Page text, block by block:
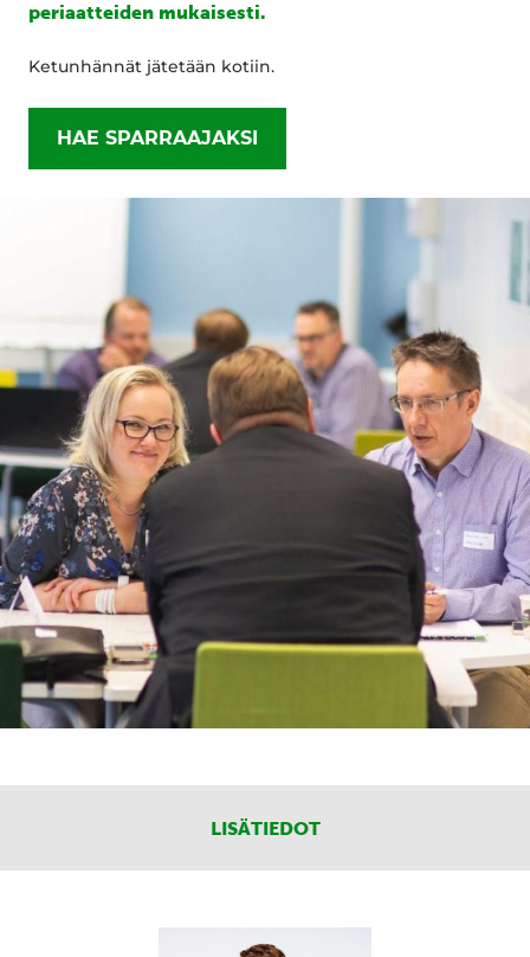
periaatteiden mukaisesti.
Ketunhännät jätetään kotiin.
HAE SPARRAAJAKSI
LISÄTIEDOT